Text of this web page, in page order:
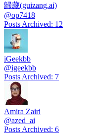
歸藏(guizang.ai)
@op7418
Posts Archived: 12
iGeekbb
@igeekbb
Posts Archived: 7
Amira Zairi
@azed_ai
Posts Archived: 6